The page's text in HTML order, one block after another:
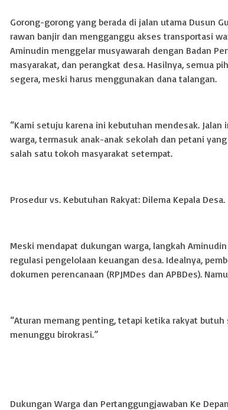
Gorong-gorong yang berada di jalan utama Dusun
rawan banjir dan mengganggu akses transportasi
Aminudin menggelar musyawarah dengan Badan
masyarakat, dan perangkat desa. Hasilnya, semua
segera, meski harus menggunakan dana talangan.
“Kami setuju karena ini kebutuhan mendesak.
warga, termasuk anak-anak sekolah dan petani
salah satu tokoh masyarakat setempat.
Prosedur vs. Kebutuhan Rakyat: Dilema Kepala Desa.
Meski mendapat dukungan warga, langkah
regulasi pengelolaan keuangan desa. Idealnya,
dokumen perencanaan (RPJMDes dan APBDes).
“Aturan memang penting, tetapi ketika rakyat
menunggu birokrasi.”
Dukungan Warga dan Pertanggungjawaban Ke Depan